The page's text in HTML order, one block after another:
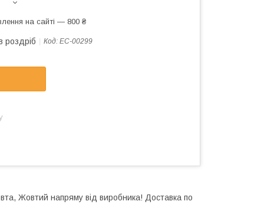
на сайті — 800 ₴
роздріб Код: EC-00299
Жовтий напряму від виробника! Доставка по